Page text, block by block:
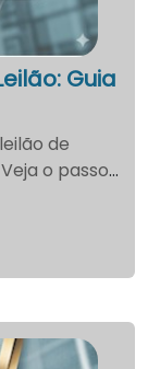
Guia
de
o passo